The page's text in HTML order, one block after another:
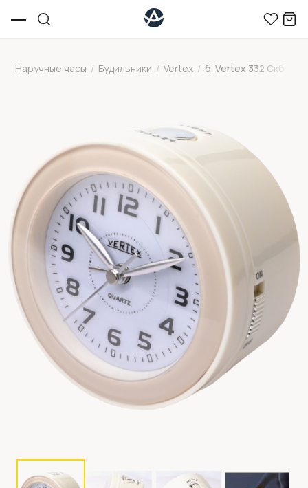
Наручные часы / Будильники / Vertex / б. Vertex 332 Скб